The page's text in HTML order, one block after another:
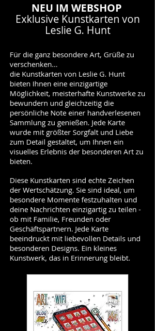
NEU IM WEBSHOP
Exklusive Kunstkarten von
Leslie G. Hunt
Für die ganz besondere Art, Grüße zu
verschenken...
die Kunstkarten von Leslie G. Hunt
bieten Ihnen eine einzigartige
Möglichkeit, meisterhafte Kunstwerke zu
bewundern und gleichzeitig die
persönliche Note einer handverlesenen
Sammlung zu genießen. Jede Karte
wurde mit größter Sorgfalt und Liebe
zum Detail gestaltet, um Ihnen ein
visuelles Erlebnis der besonderen Art zu
bieten.
Diese Kunstkarten sind echte Zeichen
der Wertschätzung. Sie sind ideal, um
besondere Momente festzuhalten und
deine Nachrichten einzigartig zu teilen -
ob mit Familie, Freunden oder
Geschäftspartnern. Jede Karte
beeindruckt mit liebevollen Details und
besonderen Designs. Ein kleines
Kunstwerk, das in Erinnerung bleibt.